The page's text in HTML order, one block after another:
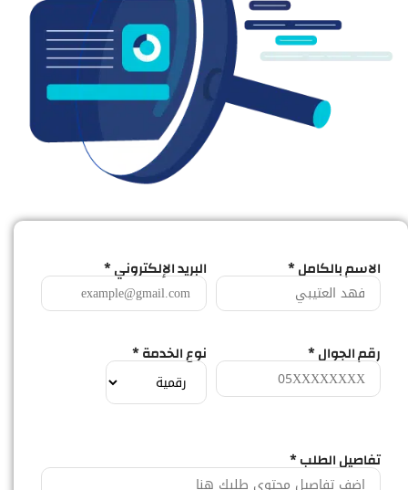
الاسم بالكامل * البريد الإلكتروني *
رقم الجوال * نوع الخدمة *
تفاصيل الطلب *